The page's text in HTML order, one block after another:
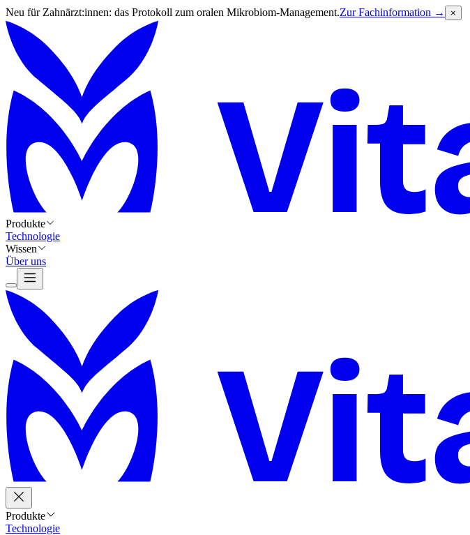
Neu für Zahnärzt:innen: das Protokoll zum oralen Mikrobiom-Management.Zur Fachinformation → ×
Produkte
Technologie
Wissen
Über uns
Produkte
Technologie